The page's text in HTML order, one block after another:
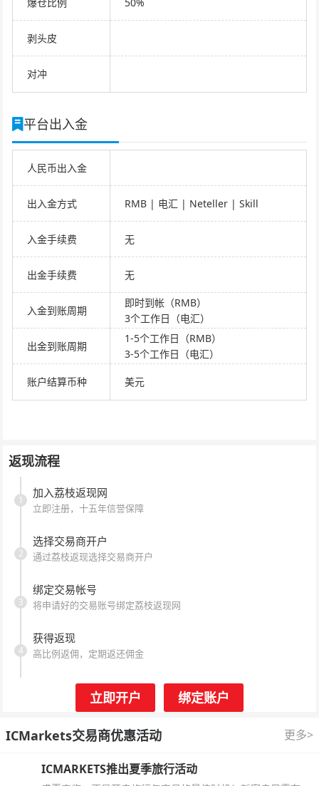
剥头皮
对冲
平台出入金
人民币出入金
出入金方式 RMB | 电汇 | Neteller | Skill
入金手续费 无
出金手续费 无
入金到账周期
即时到帐（RMB）
3个工作日（电汇）
出金到账周期
1-5个工作日（RMB）
3-5个工作日（电汇）
账户结算币种 美元
返现流程
加入荔枝返现网
立即注册，十五年信誉保障
1
选择交易商开户
通过荔枝返现选择交易商开户
2
绑定交易帐号
将申请好的交易账号绑定荔枝返现网
3
获得返现
高比例返佣，定期返还佣金
4
立即开户 绑定账户
ICMarkets交易商优惠活动 更多>
ICMARKETS推出夏季旅行活动